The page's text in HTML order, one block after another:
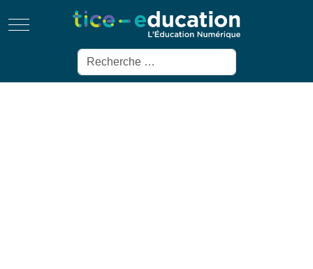
Mobile Menu Toggle
Rechercher